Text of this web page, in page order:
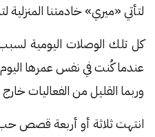
لتأتي «ميري» خادمتنا المنزلية
كل تلك الوصلات اليومية
عندما كُنت في نفس عمرها
وربما القليل من الفعاليات خارج
انتهت ثلاثة أو أربعة قصص